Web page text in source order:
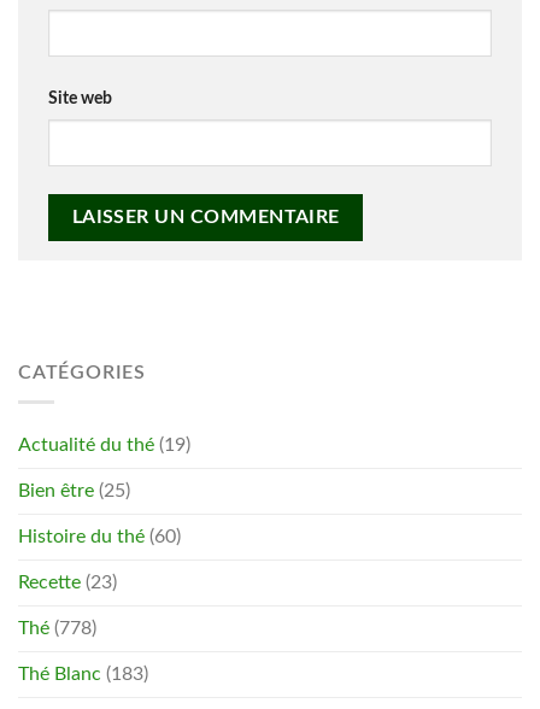
Site web
CATÉGORIES
Actualité du thé (19)
Bien être (25)
Histoire du thé (60)
Recette (23)
Thé (778)
Thé Blanc (183)